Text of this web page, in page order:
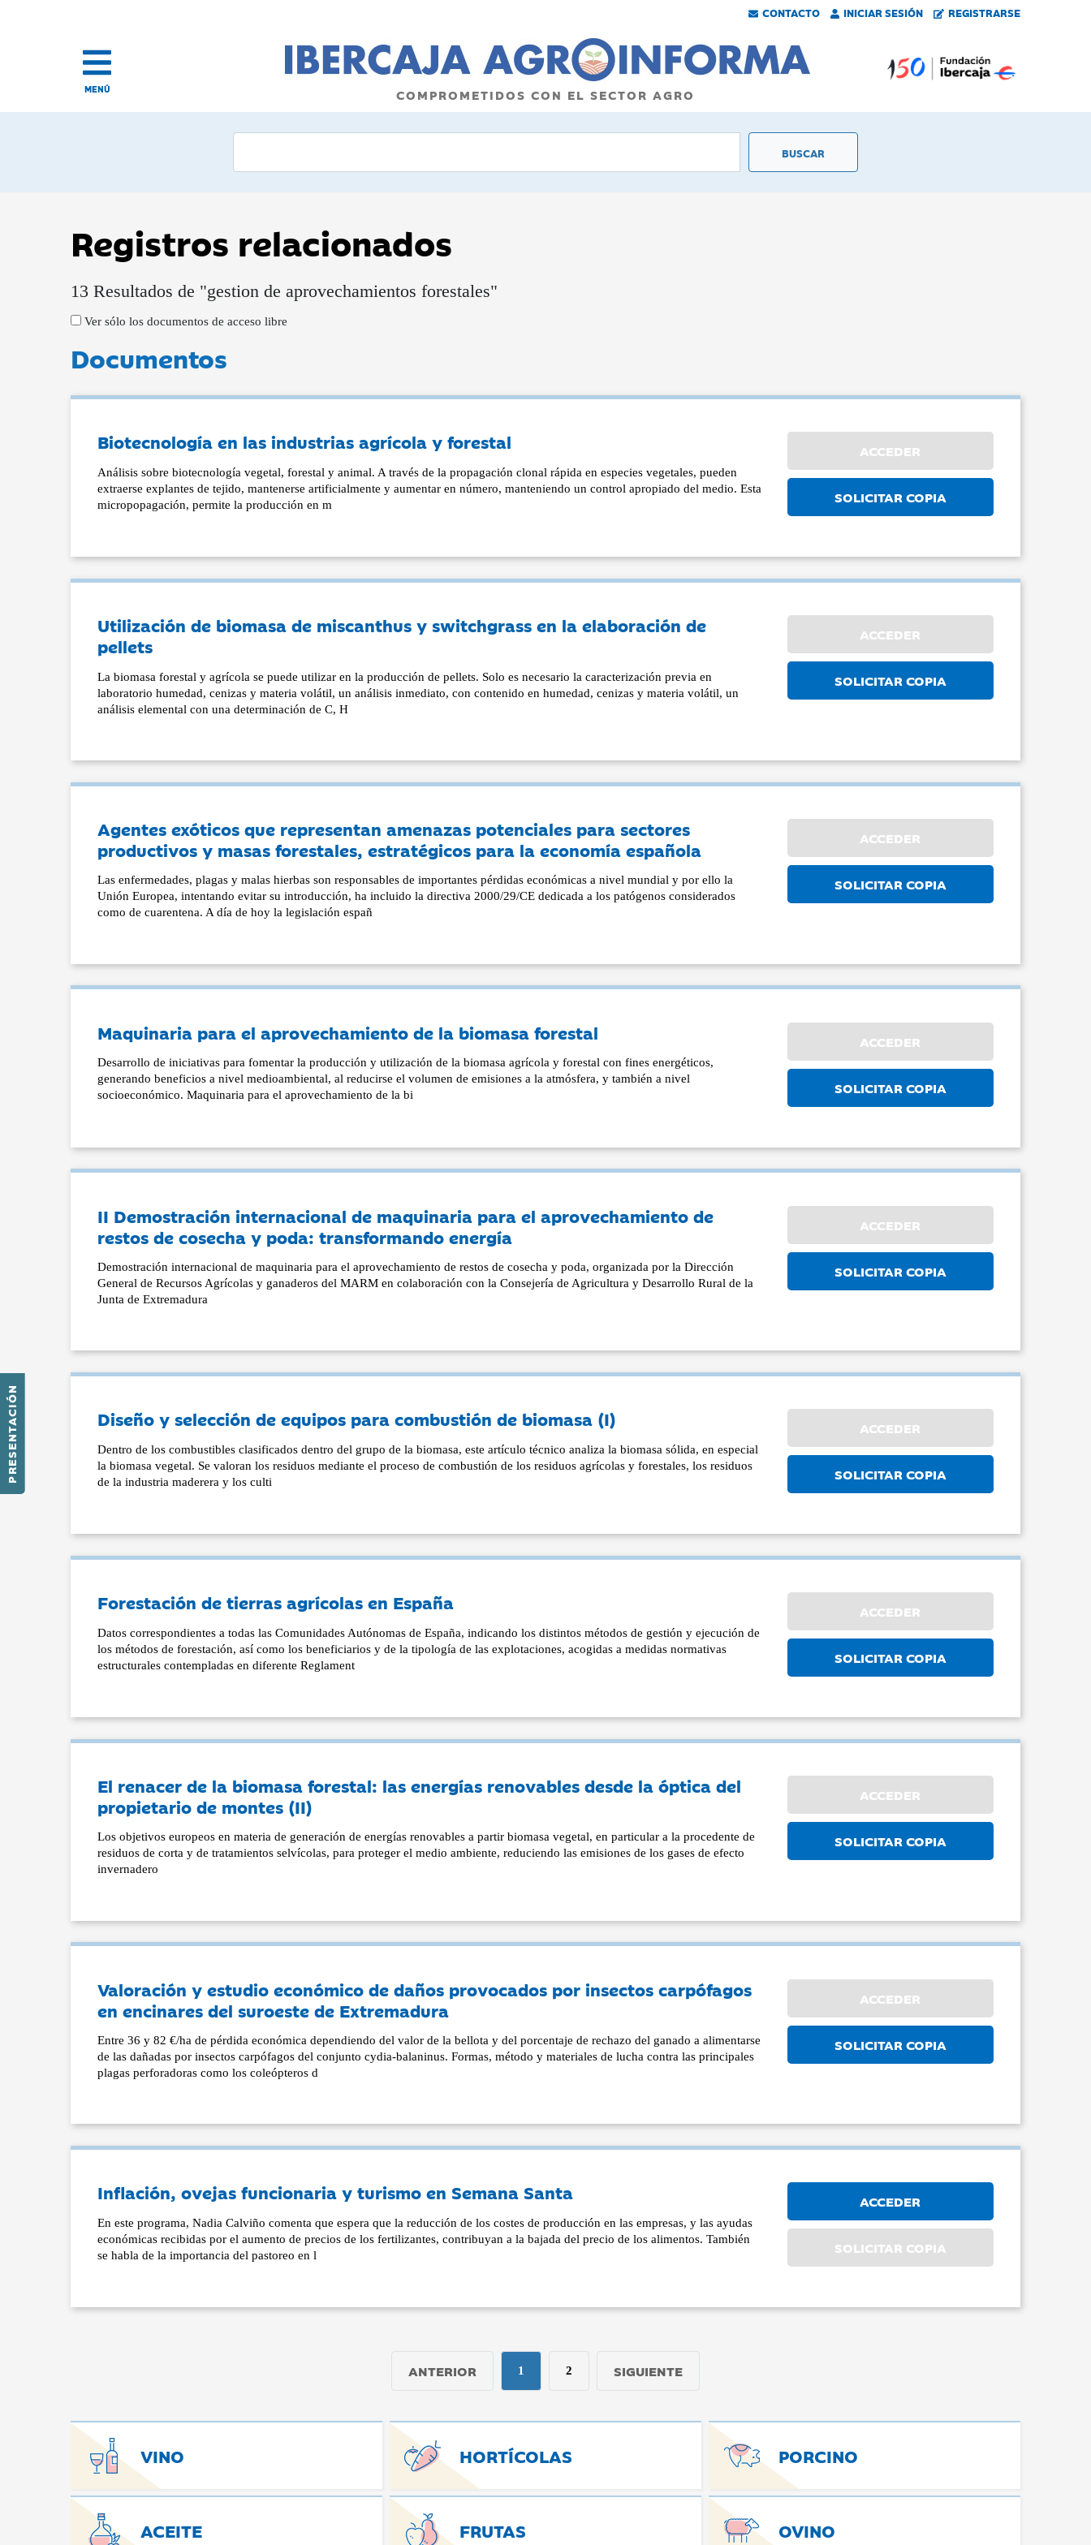
CONTACTO INICIAR SESIÓN REGISTRARSE
PRESENTACIÓN
MENÚ COMPROMETIDOS CON EL SECTOR AGRO
Registros relacionados
13 Resultados de "gestion de aprovechamientos forestales"
Ver sólo los documentos de acceso libre
Documentos
Biotecnología en las industrias agrícola y forestal
Análisis sobre biotecnología vegetal, forestal y animal. A través de la propagación clonal rápida en especies vegetales, pueden
extraerse explantes de tejido, mantenerse artificialmente y aumentar en número, manteniendo un control apropiado del medio. Esta
micropopagación, permite la producción en m
ACCEDER
SOLICITAR COPIA
Utilización de biomasa de miscanthus y switchgrass en la elaboración de
pellets
La biomasa forestal y agrícola se puede utilizar en la producción de pellets. Solo es necesario la caracterización previa en
laboratorio humedad, cenizas y materia volátil, un análisis inmediato, con contenido en humedad, cenizas y materia volátil, un
análisis elemental con una determinación de C, H
ACCEDER
SOLICITAR COPIA
Agentes exóticos que representan amenazas potenciales para sectores
productivos y masas forestales, estratégicos para la economía española
Las enfermedades, plagas y malas hierbas son responsables de importantes pérdidas económicas a nivel mundial y por ello la
Unión Europea, intentando evitar su introducción, ha incluido la directiva 2000/29/CE dedicada a los patógenos considerados
como de cuarentena. A día de hoy la legislación españ
ACCEDER
SOLICITAR COPIA
Maquinaria para el aprovechamiento de la biomasa forestal
Desarrollo de iniciativas para fomentar la producción y utilización de la biomasa agrícola y forestal con fines energéticos,
generando beneficios a nivel medioambiental, al reducirse el volumen de emisiones a la atmósfera, y también a nivel
socioeconómico. Maquinaria para el aprovechamiento de la bi
ACCEDER
SOLICITAR COPIA
II Demostración internacional de maquinaria para el aprovechamiento de
restos de cosecha y poda: transformando energía
Demostración internacional de maquinaria para el aprovechamiento de restos de cosecha y poda, organizada por la Dirección
General de Recursos Agrícolas y ganaderos del MARM en colaboración con la Consejería de Agricultura y Desarrollo Rural de la
Junta de Extremadura
ACCEDER
SOLICITAR COPIA
Diseño y selección de equipos para combustión de biomasa (I)
Dentro de los combustibles clasificados dentro del grupo de la biomasa, este artículo técnico analiza la biomasa sólida, en especial
la biomasa vegetal. Se valoran los residuos mediante el proceso de combustión de los residuos agrícolas y forestales, los residuos
de la industria maderera y los culti
ACCEDER
SOLICITAR COPIA
Forestación de tierras agrícolas en España
Datos correspondientes a todas las Comunidades Autónomas de España, indicando los distintos métodos de gestión y ejecución de
los métodos de forestación, así como los beneficiarios y de la tipología de las explotaciones, acogidas a medidas normativas
estructurales contempladas en diferente Reglament
ACCEDER
SOLICITAR COPIA
El renacer de la biomasa forestal: las energías renovables desde la óptica del
propietario de montes (II)
Los objetivos europeos en materia de generación de energías renovables a partir biomasa vegetal, en particular a la procedente de
residuos de corta y de tratamientos selvícolas, para proteger el medio ambiente, reduciendo las emisiones de los gases de efecto
invernadero
ACCEDER
SOLICITAR COPIA
Valoración y estudio económico de daños provocados por insectos carpófagos
en encinares del suroeste de Extremadura
Entre 36 y 82 €/ha de pérdida económica dependiendo del valor de la bellota y del porcentaje de rechazo del ganado a alimentarse
de las dañadas por insectos carpófagos del conjunto cydia-balaninus. Formas, método y materiales de lucha contra las principales
plagas perforadoras como los coleópteros d
ACCEDER
SOLICITAR COPIA
Inflación, ovejas funcionaria y turismo en Semana Santa
En este programa, Nadia Calviño comenta que espera que la reducción de los costes de producción en las empresas, y las ayudas
económicas recibidas por el aumento de precios de los fertilizantes, contribuyan a la bajada del precio de los alimentos. También
se habla de la importancia del pastoreo en l
ACCEDER
SOLICITAR COPIA
ANTERIOR 1 2 SIGUIENTE
VINO HORTÍCOLAS PORCINO
ACEITE FRUTAS OVINO